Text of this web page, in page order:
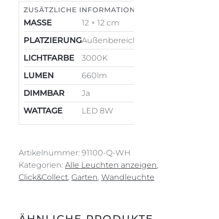
Menge
ZUSÄTZLICHE INFORMATION
MASSE
12 × 12 cm
PLATZIERUNGAußenbereich
LICHTFARBE
3000K
LUMEN
660lm
DIMMBAR
Ja
WATTAGE
LED 8W
Artikelnummer: 91100-Q-WH
Kategorien: Alle Leuchten anzeigen,
Click&Collect, Garten, Wandleuchte